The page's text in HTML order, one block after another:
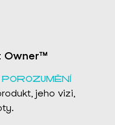
Owner™
POROZUMĚNÍ
jeho vizi,